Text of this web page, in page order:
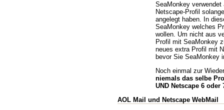
SeaMonkey
Netscape-Profil
angelegt haben. In
SeaMonkey welches
wollen. Um nicht aus
Profil mit SeaMonkey
neues extra Profil mit
bevor Sie SeaMonkey
Noch einmal zur
niemals das selbe
UND Netscape 6 oder
AOL Mail und Netscape WebMail